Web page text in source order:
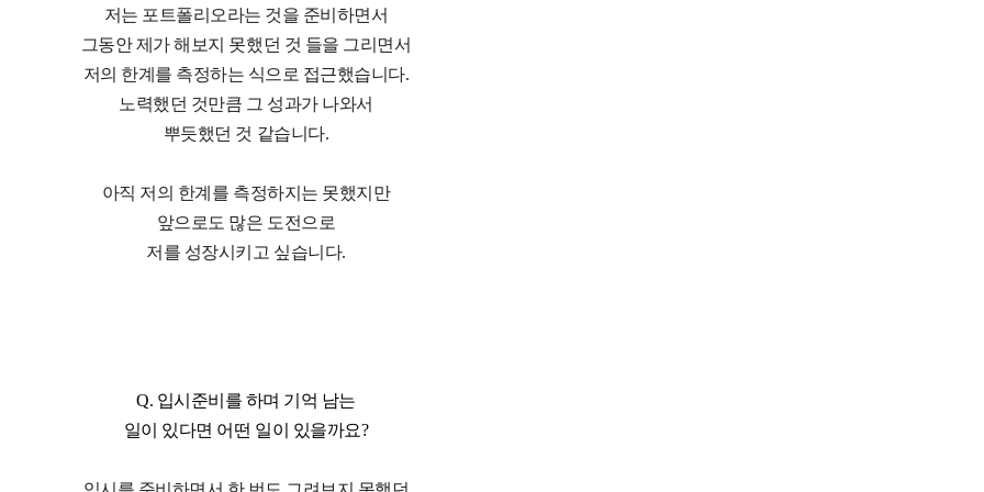
저는 포트폴리오라는 것을 준비하면서
그동안 제가 해보지 못했던 것 들을 그리면서
저의 한계를 측정하는 식으로 접근했습니다.
노력했던 것만큼 그 성과가 나와서
뿌듯했던 것 같습니다.
아직 저의 한계를 측정하지는 못했지만
앞으로도 많은 도전으로
저를 성장시키고 싶습니다.
Q. 입시준비를 하며 기억 남는
일이 있다면 어떤 일이 있을까요?